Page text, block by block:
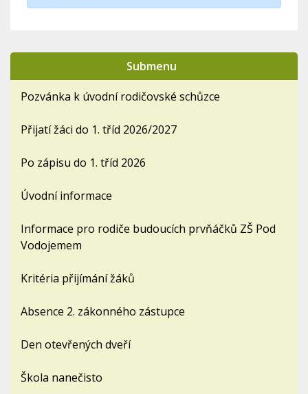
Submenu
Pozvánka k úvodní rodičovské schůzce
Přijatí žáci do 1. tříd 2026/2027
Po zápisu do 1. tříd 2026
Úvodní informace
Informace pro rodiče budoucích prvňáčků ZŠ Pod
Vodojemem
Kritéria přijímání žáků
Absence 2. zákonného zástupce
Den otevřených dveří
Škola nanečisto